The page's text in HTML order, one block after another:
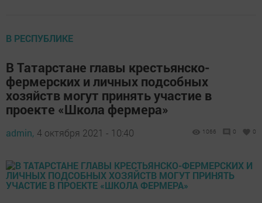
В РЕСПУБЛИКЕ
В Татарстане главы крестьянско-
фермерских и личных подсобных
хозяйств могут принять участие в
проекте «Школа фермера»
admin, 4 октября 2021 - 10:40 1066 0 0